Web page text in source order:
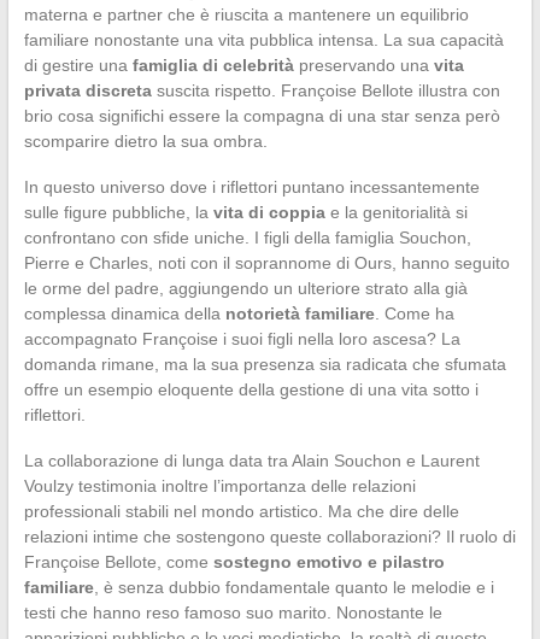
materna e partner che è riuscita a mantenere un equilibrio
familiare nonostante una vita pubblica intensa. La sua capacità
di gestire una famiglia di celebritàpreservando una vita
privata discretasuscita rispetto. Françoise Bellote illustra con
brio cosa significhi essere la compagna di una star senza però
scomparire dietro la sua ombra.
In questo universo dove i riflettori puntano incessantemente
sulle figure pubbliche, la vita di coppiae la genitorialità si
confrontano con sfide uniche. I figli della famiglia Souchon,
Pierre e Charles, noti con il soprannome di Ours, hanno seguito
le orme del padre, aggiungendo un ulteriore strato alla già
complessa dinamica della notorietà familiare. Come ha
accompagnato Françoise i suoi figli nella loro ascesa? La
domanda rimane, ma la sua presenza sia radicata che sfumata
offre un esempio eloquente della gestione di una vita sotto i
riflettori.
La collaborazione di lunga data tra Alain Souchon e Laurent
Voulzy testimonia inoltre l’importanza delle relazioni
professionali stabili nel mondo artistico. Ma che dire delle
relazioni intime che sostengono queste collaborazioni? Il ruolo di
Françoise Bellote, come sostegno emotivo e pilastro
familiare, è senza dubbio fondamentale quanto le melodie e i
testi che hanno reso famoso suo marito. Nonostante le